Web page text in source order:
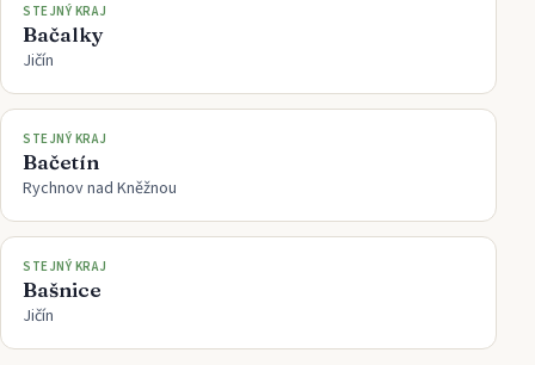
STEJNÝ KRAJ
Bačalky
Jičín
STEJNÝ KRAJ
Bačetín
Rychnov nad Kněžnou
STEJNÝ KRAJ
Bašnice
Jičín